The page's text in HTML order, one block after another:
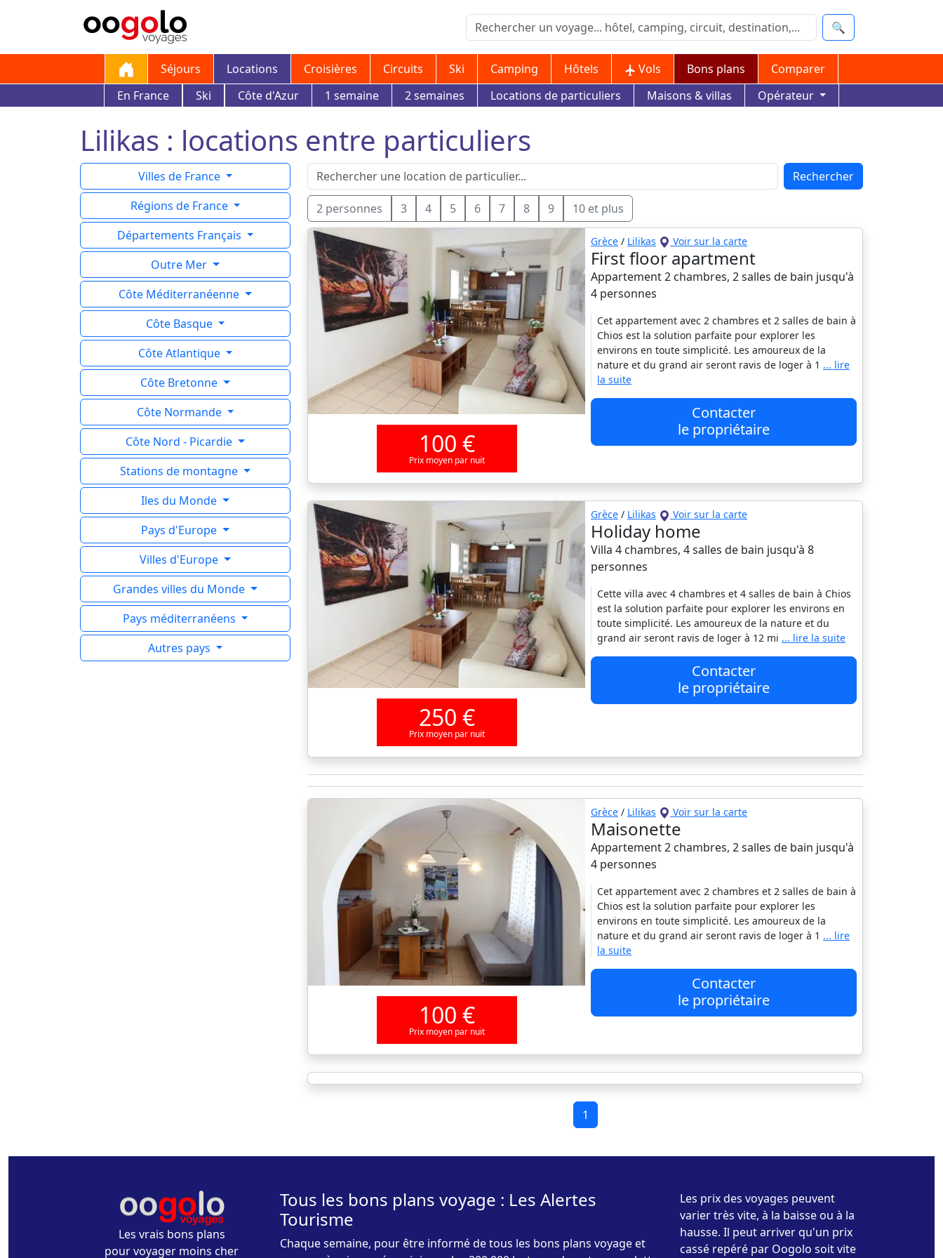
🔍
Séjours Locations Croisières Circuits Ski Camping Hôtels Vols Bons plans
Comparer
En France
Ski Côte d'Azur 1 semaine 2 semaines Locations de particuliers Maisons & villas Opérateur
Lilikas : locations entre particuliers
Villes de France
Régions de France
Départements Français
Outre Mer
Côte Méditerranéenne
Côte Basque
Côte Atlantique
Côte Bretonne
Côte Normande
Côte Nord - Picardie
Stations de montagne
Iles du Monde
Pays d'Europe
Villes d'Europe
Grandes villes du Monde
Pays méditerranéens
Autres pays
Rechercher
2 personnes 3 4 5 6 7 8 9 10 et plus
100 €
Prix moyen par nuit
Grèce / Lilikas Voir sur la carte
First floor apartment
Appartement 2 chambres, 2 salles de bain jusqu'à
4 personnes
Cet appartement avec 2 chambres et 2 salles de bain à
Chios est la solution parfaite pour explorer les
environs en toute simplicité. Les amoureux de la
nature et du grand air seront ravis de loger à 1 ... lire
la suite
Contacter
le propriétaire
250 €
Prix moyen par nuit
Grèce / Lilikas Voir sur la carte
Holiday home
Villa 4 chambres, 4 salles de bain jusqu'à 8
personnes
Cette villa avec 4 chambres et 4 salles de bain à Chios
est la solution parfaite pour explorer les environs en
toute simplicité. Les amoureux de la nature et du
grand air seront ravis de loger à 12 mi ... lire la suite
Contacter
le propriétaire
100 €
Prix moyen par nuit
Grèce / Lilikas Voir sur la carte
Maisonette
Appartement 2 chambres, 2 salles de bain jusqu'à
4 personnes
Cet appartement avec 2 chambres et 2 salles de bain à
Chios est la solution parfaite pour explorer les
environs en toute simplicité. Les amoureux de la
nature et du grand air seront ravis de loger à 1 ... lire
la suite
Contacter
le propriétaire
1
Les vrais bons plans
pour voyager moins cher
Tous les bons plans voyage : Les Alertes
Tourisme
Chaque semaine, pour être informé de tous les bons plans voyage et
Les prix des voyages peuvent
varier très vite, à la baisse ou à la
hausse. Il peut arriver qu'un prix
cassé repéré par Oogolo soit vite